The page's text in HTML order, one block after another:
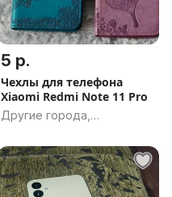
5 р.
Чехлы для телефона
Xiaomi Redmi Note 11 Pro
Другие города,